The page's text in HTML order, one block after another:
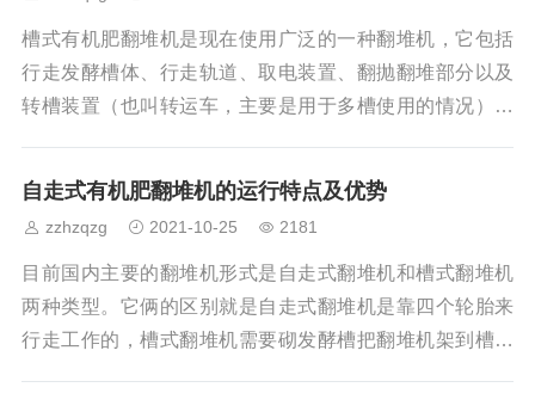
抛部件到不与物料接触的高度，小车横向移动一个幅宽距
离，工作架后退至发酵槽初始端，然后是翻抛部件归位，
深入槽中，开始下一幅的作业。轨道式翻堆机由搅拌、移
位两大部分组成。工作时可实现透气、破碎、疏松等功能
槽式有机肥翻堆机是现在使用广泛的一种翻堆机，它包括
行走发酵槽体、行走轨道、取电装置、翻抛翻堆部分以及
转槽装置（也叫转运车，主要是用于多槽使用的情况）。
翻堆的作用，以满足物料的含水率的需求和好氧发酵的需
求，同时通过电机减速机带动行走轮的转动带动翻堆机以
低的速度前后行走。槽式有机肥翻堆机特点：1.槽式翻堆
机更适合微生物发酵储蓄粪成肥的作用机理和工艺要求，
能把粘稠的储蓄粪便与微生物制剂、秸秆粉搅匀。为物
自走式有机肥翻堆机的运行特点及优势
zzhzqzg 2021-10-25 2181
目前国内主要的翻堆机形式是自走式翻堆机和槽式翻堆机
两种类型。它俩的区别就是自走式翻堆机是靠四个轮胎来
行走工作的，槽式翻堆机需要砌发酵槽把翻堆机架到槽子